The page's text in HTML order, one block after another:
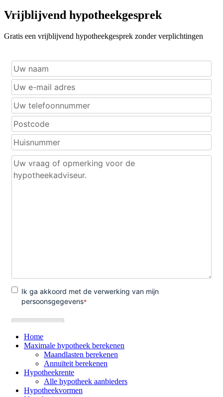
Vrijblijvend hypotheekgesprek
Gratis een vrijblijvend hypotheekgesprek zonder verplichtingen
Home
Maximale hypotheek berekenen
Maandlasten berekenen
Annuïteit berekenen
Hypotheekrente
Alle hypotheek aanbieders
Hypotheekvormen